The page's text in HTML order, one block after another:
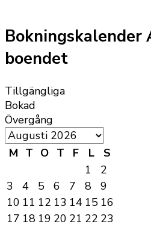
Bokningskalender
boendet
Tillgängliga
Bokad
Övergång
M T O T F L
S
1
2
3
4 5 6 7 8
9
10 11 12 13 14 15 16
17 18 19 20 21 22 23